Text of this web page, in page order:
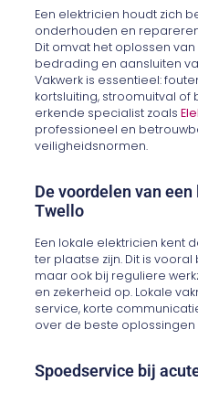
Een elektricien houdt zich
onderhouden en
Dit omvat het oplossen
bedrading en aansluiten
Vakwerk is essentieel:
kortsluiting, stroomuitval of
erkende specialist zoals
professioneel en
veiligheidsnormen.
De voordelen van
Twello
Een lokale elektricien kent
ter plaatse zijn. Dit is
maar ook bij reguliere
en zekerheid op. Lokale
service, korte
over de beste oplossingen
Spoedservice bij